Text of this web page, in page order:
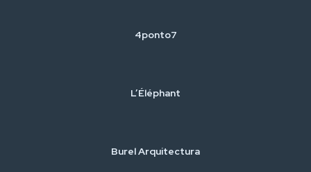
4ponto7
L’Éléphant
Burel Arquitectura